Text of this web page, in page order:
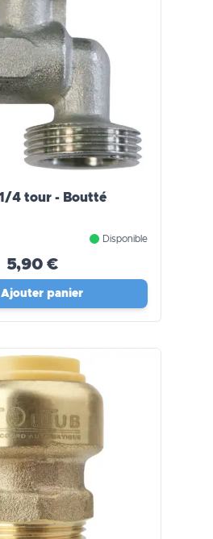
Mini robinet 1/4 tour - Boutté
Disponible
5,90 €
Ajouter panier